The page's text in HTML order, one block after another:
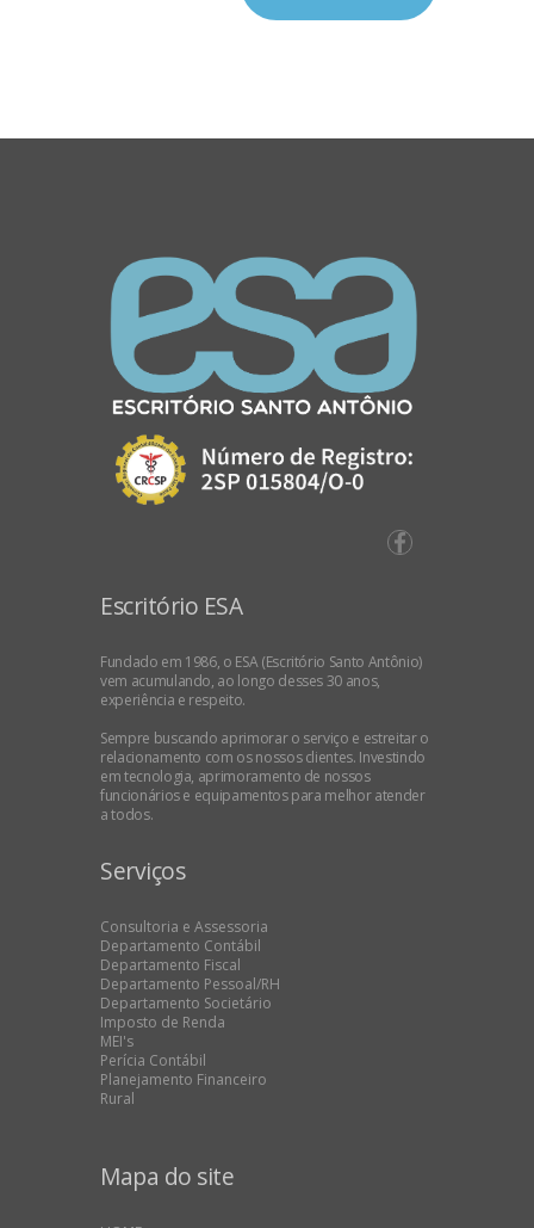
Escritório ESA
Fundado em 1986, o ESA (Escritório Santo Antônio)
vem acumulando, ao longo desses 30 anos,
experiência e respeito.
Sempre buscando aprimorar o serviço e estreitar o
relacionamento com os nossos clientes. Investindo
em tecnologia, aprimoramento de nossos
funcionários e equipamentos para melhor atender
a todos.
Serviços
Consultoria e Assessoria
Departamento Contábil
Departamento Fiscal
Departamento Pessoal/RH
Departamento Societário
Imposto de Renda
MEI's
Perícia Contábil
Planejamento Financeiro
Rural
Mapa do site